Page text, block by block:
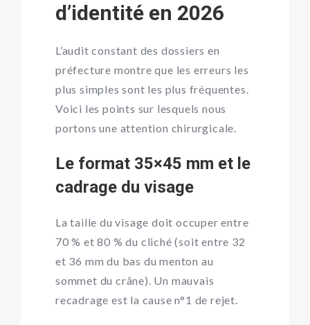
d’identité en 2026
L’audit constant des dossiers en
préfecture montre que les erreurs les
plus simples sont les plus fréquentes.
Voici les points sur lesquels nous
portons une attention chirurgicale.
Le format 35×45 mm et le
cadrage du visage
La taille du visage doit occuper entre
70 % et 80 % du cliché (soit entre 32
et 36 mm du bas du menton au
sommet du crâne). Un mauvais
recadrage est la cause n°1 de rejet.